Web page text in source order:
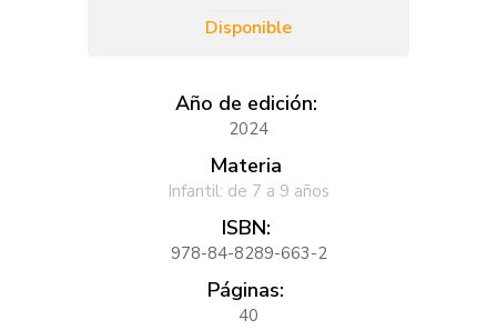
Disponible
Año de edición:
2024
Materia
Infantil: de 7 a 9 años
ISBN:
978-84-8289-663-2
Páginas:
40